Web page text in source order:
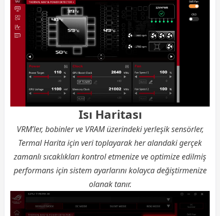
Isı Haritası
VRM’ler, bobinler ve VRAM üzerindeki yerleşik sensörler,
Termal Harita için veri toplayarak her alandaki gerçek
zamanlı sıcaklıkları kontrol etmenize ve optimize edilmiş
performans için sistem ayarlarını kolayca değiştirmenize
olanak tanır.